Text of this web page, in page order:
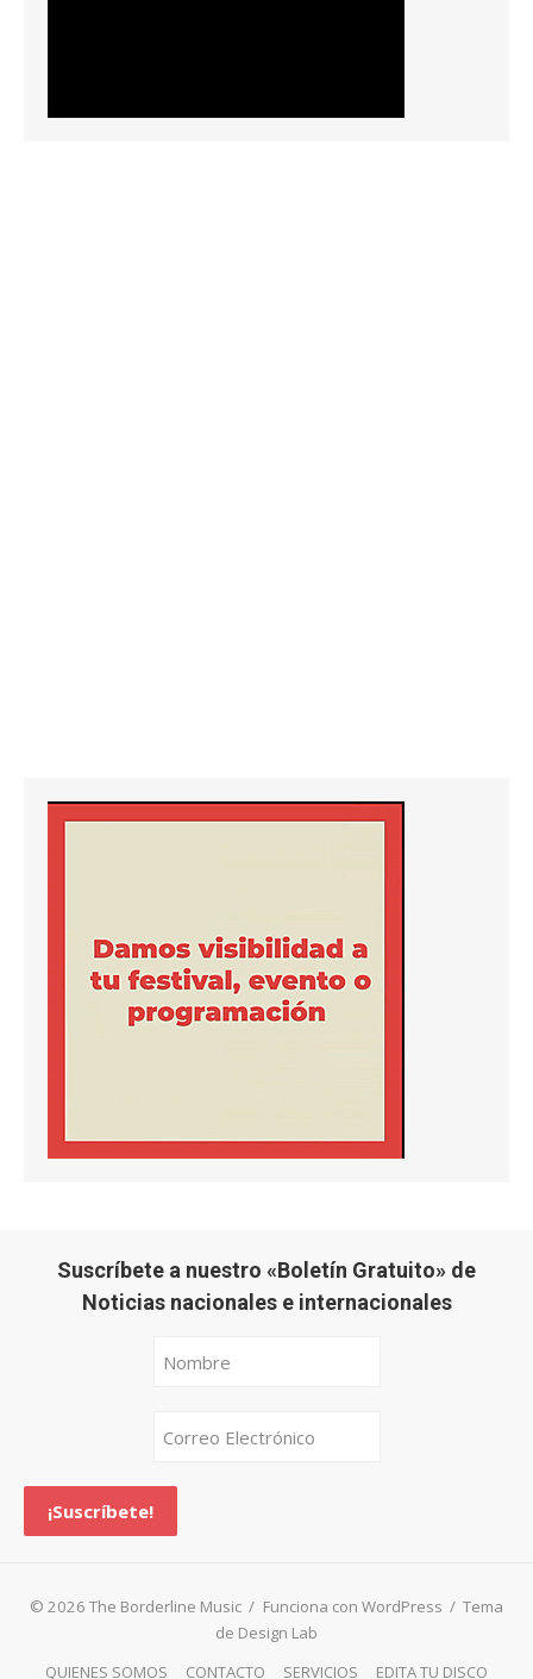
Suscríbete a nuestro «Boletín Gratuito» de
Noticias nacionales e internacionales
© 2026 The Borderline Music / Funciona con WordPress / Tema
de Design Lab
QUIENES SOMOS
CONTACTO SERVICIOS EDITA TU DISCO